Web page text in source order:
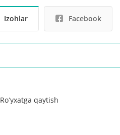
Izohlar Facebook
Roʻyxatga qaytish